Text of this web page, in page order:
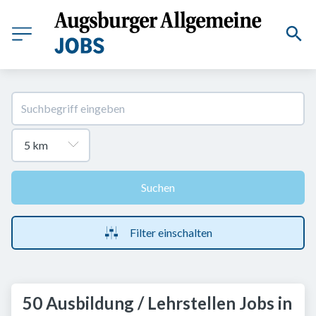
Suchen
Filter einschalten
50 Ausbildung / Lehrstellen Jobs in